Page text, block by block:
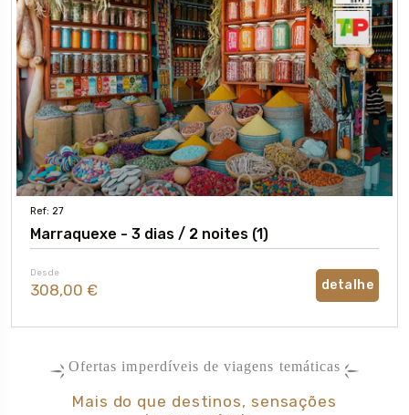
Ref: 27
Marraquexe - 3 dias / 2 noites (1)
Desde
308,00 € detalhe
Ofertas imperdíveis de viagens temáticas
Mais do que destinos, sensações